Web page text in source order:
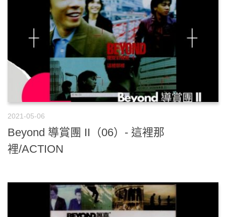
2021-05-06
Beyond 導賞團 II（06）- 這裡那
裡/ACTION